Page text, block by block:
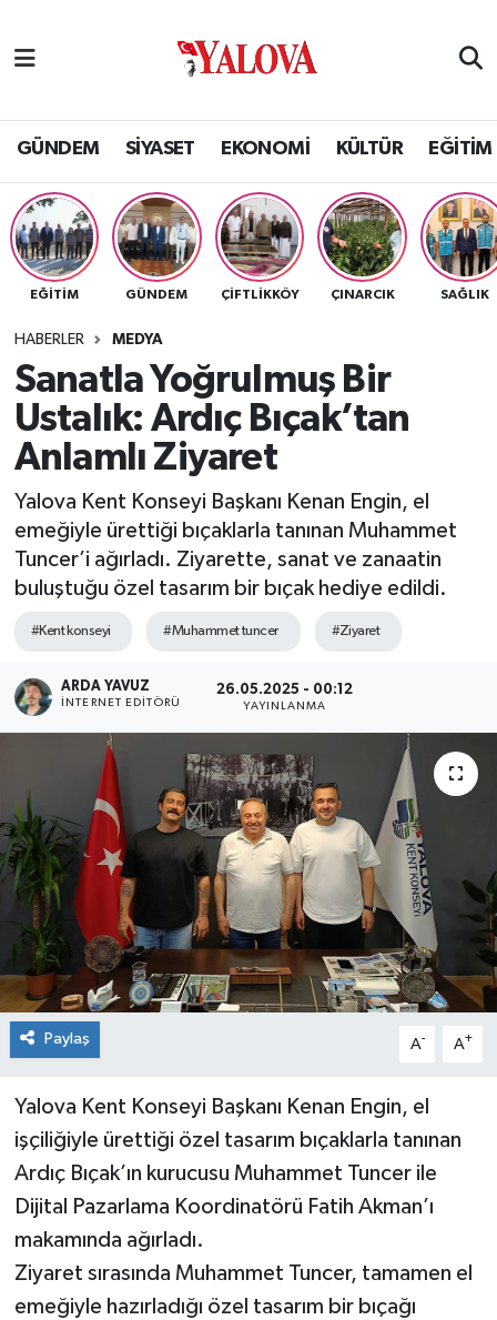
GÜNDEM SİYASET EKONOMİ KÜLTÜR EĞİTİM
EĞİTİM GÜNDEM ÇİFTLİKKÖY ÇINARCIK SAĞLIK
HABERLER MEDYA
Sanatla Yoğrulmuş Bir
Ustalık: Ardıç Bıçak’tan
Anlamlı Ziyaret
Yalova Kent Konseyi Başkanı Kenan Engin, el
emeğiyle ürettiği bıçaklarla tanınan Muhammet
Tuncer’i ağırladı. Ziyarette, sanat ve zanaatin
buluştuğu özel tasarım bir bıçak hediye edildi.
#Kent konseyi #Muhammet tuncer #Ziyaret
ARDA YAVUZ
İNTERNET EDITÖRÜ
26.05.2025 - 00:12
YAYINLANMA
Paylaş A- A+
Yalova Kent Konseyi Başkanı Kenan Engin, el
işçiliğiyle ürettiği özel tasarım bıçaklarla tanınan
Ardıç Bıçak’ın kurucusu Muhammet Tuncer ile
Dijital Pazarlama Koordinatörü Fatih Akman’ı
makamında ağırladı.
Ziyaret sırasında Muhammet Tuncer, tamamen el
emeğiyle hazırladığı özel tasarım bir bıçağı
SİYASET
EKONOMİ
KÜLTÜR
BİLİM VE TEKNOLOJİ
ASAYİŞ
SPOR
ULUSAL
RESMİ İLAN
Yalova Nöbetçi Eczaneler
Yalova Hava Durumu
Yalova Namaz Vakitleri
Yalova Trafik Yoğunluk Haritası
Tüm Manşetler
Son Dakika Haberleri